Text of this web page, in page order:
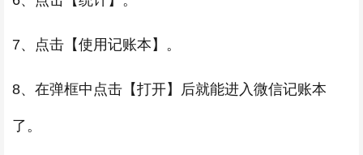
7、点击【使用记账本】。
8、在弹框中点击【打开】后就能进入微信记账本
了。